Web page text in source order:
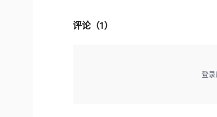
评论（1）
登